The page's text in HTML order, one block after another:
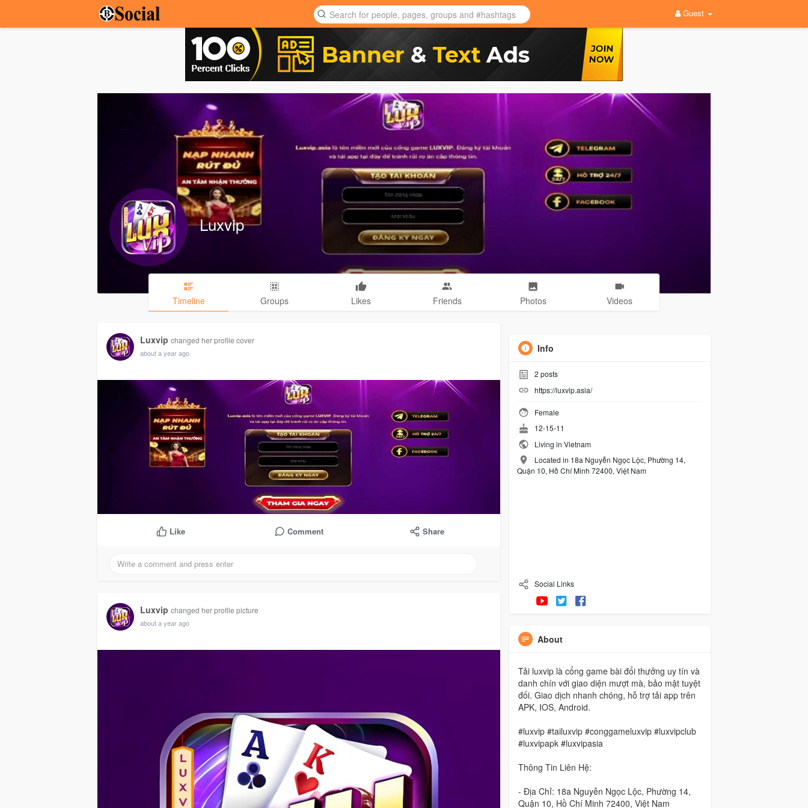
Guest
Luxvip
Timeline Groups Likes Friends Photos Videos
Luxvip changed her profile cover
about a year ago
Like Comment Share
Luxvip changed her profile picture
about a year ago
Info
2 posts
https://luxvip.asia/
Female
12-15-11
Living in Vietnam
Located in 18a Nguyễn Ngọc Lộc, Phường 14,
Quận 10, Hồ Chí Minh 72400, Việt Nam
Social Links
About
Tải luxvip là cổng game bài đổi thưởng uy tín và
danh chín với giao diện mượt mà, bảo mật tuyệt
đối. Giao dịch nhanh chóng, hỗ trợ tải app trên
APK, IOS, Android.
#luxvip #tailuxvip #conggameluxvip #luxvipclub
#luxvipapk #luxvipasia
Thông Tin Liên Hệ:
- Địa Chỉ: 18a Nguyễn Ngọc Lộc, Phường 14,
Quận 10, Hồ Chí Minh 72400, Việt Nam